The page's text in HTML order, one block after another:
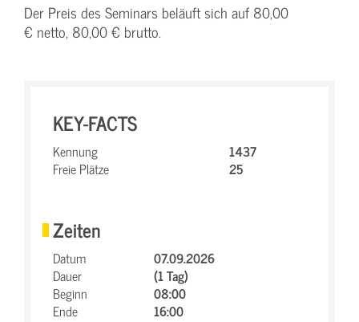
Der Preis des Seminars beläuft sich auf 80,00
€ netto, 80,00 € brutto.
KEY-FACTS
Kennung
1437
Freie Plätze
25
Zeiten
Datum
07.09.2026
Dauer
(1 Tag)
Beginn
08:00
Ende
16:00